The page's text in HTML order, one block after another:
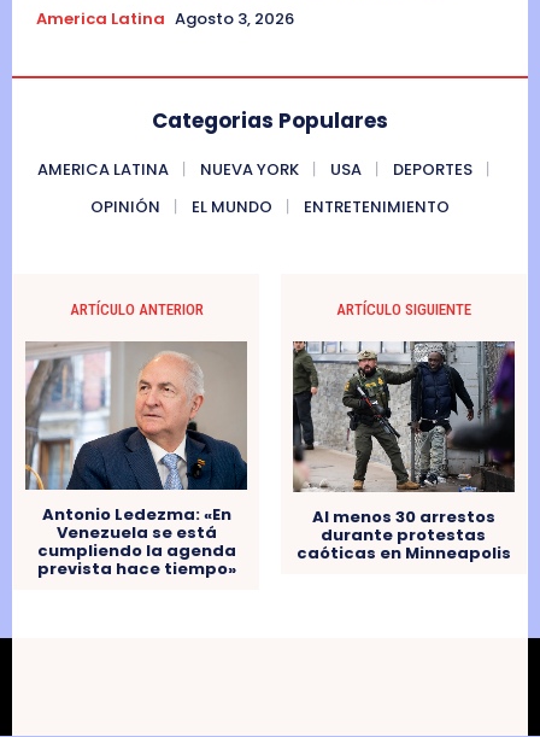
America Latina Agosto 3, 2026
Categorias Populares
AMERICA LATINA NUEVA YORK USA
DEPORTES
OPINIÓN
EL MUNDO ENTRETENIMIENTO
ARTÍCULO ANTERIOR
Antonio Ledezma: «En
Venezuela se está
cumpliendo la agenda
prevista hace tiempo»
ARTÍCULO SIGUIENTE
Al menos 30 arrestos
durante protestas
caóticas en Minneapolis